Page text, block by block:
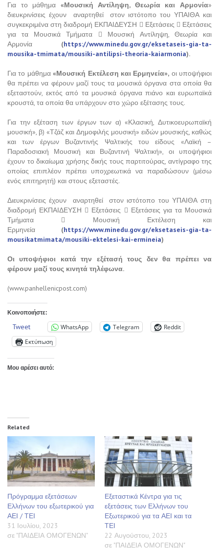
Για το μάθημα «Μουσική Αντίληψη, Θεωρία και Αρμονία»
διευκρινίσεις έχουν αναρτηθεί στον ιστότοπο του ΥΠΑΙΘΑ και
συγκεκριμένα στη διαδρομή ΕΚΠΑΙΔΕΥΣΗ  Εξετάσεις  Εξετάσεις
για τα Μουσικά Τμήματα  Μουσική Αντίληψη, Θεωρία και
Αρμονία (https://www.minedu.gov.gr/eksetaseis-gia-ta-
mousika-tmimata/mousiki-antilipsi-theoria-kaiarmonia).
Για το μάθημα«Μουσική Εκτέλεση και Ερμηνεία», οι υποψήφιοι
θα πρέπει να φέρουν μαζί τους τα μουσικά όργανα στα οποία θα
εξεταστούν, εκτός από τα μουσικά όργανα πιάνο και ευρωπαϊκά
κρουστά, τα οποία θα υπάρχουν στο χώρο εξέτασης τους.
Για την εξέταση των έργων των α) «Κλασική, Δυτικοευρωπαϊκή
μουσική», β) «Τζάζ και Δημοφιλής μουσική» ειδών μουσικής, καθώς
και των έργων Βυζαντινής Ψαλτικής του είδους «Λαϊκή –
Παραδοσιακή Μουσική και Βυζαντινή Ψαλτική», οι υποψήφιοι
έχουν το δικαίωμα χρήσης δικής τους παρτιτούρας, αντίγραφο της
οποίας επιπλέον πρέπει υποχρεωτικά να παραδώσουν (μέσω
ενός επιτηρητή) και στους εξεταστές.
Διευκρινίσεις έχουν αναρτηθεί στον ιστότοπο του ΥΠΑΙΘΑ στη
διαδρομή ΕΚΠΑΙΔΕΥΣΗ  Εξετάσεις  Εξετάσεις για τα Μουσικά
Τμήματα  Μουσική Εκτέλεση και
Ερμηνεία (https://www.minedu.gov.gr/eksetaseis-gia-ta-
mousikatmimata/mousiki-ektelesi-kai-ermineia)
Οι υποψήφιοι κατά την εξέτασή τους δεν θα πρέπει να
φέρουν μαζί τους κινητά τηλέφωνα.
(www.panhellenicpost.com)
Κοινοποιήστε:
Tweet WhatsApp Telegram
Reddit
Εκτύπωση
Μου αρέσει αυτό:
Related
Πρόγραμμα εξετάσεων
Ελλήνων του εξωτερικού για
ΑΕΙ / ΤΕΙ
31 Ιουλίου, 2023
σε "ΠΑΙΔΕΙΑ ΟΜΟΓΕΝΩΝ"
Εξεταστικά Κέντρα για τις
εξετάσεις των Ελλήνων του
Εξωτερικού για τα ΑΕΙ και τα
ΤΕΙ
22 Αυγούστου, 2023
σε "ΠΑΙΔΕΙΑ ΟΜΟΓΕΝΩΝ"